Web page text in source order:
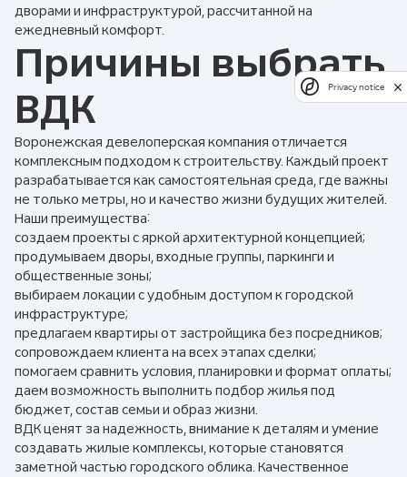
дворами и инфраструктурой, рассчитанной на
ежедневный комфорт.
Причины выбрать
ВДК
Воронежская девелоперская компания отличается
комплексным подходом к строительству. Каждый проект
разрабатывается как самостоятельная среда, где важны
не только метры, но и качество жизни будущих жителей.
Наши преимущества:
создаем проекты с яркой архитектурной концепцией;
продумываем дворы, входные группы, паркинги и
общественные зоны;
выбираем локации с удобным доступом к городской
инфраструктуре;
предлагаем квартиры от застройщика без посредников;
сопровождаем клиента на всех этапах сделки;
помогаем сравнить условия, планировки и формат оплаты;
даем возможность выполнить подбор жилья под
бюджет, состав семьи и образ жизни.
ВДК ценят за надежность, внимание к деталям и умение
создавать жилые комплексы, которые становятся
заметной частью городского облика. Качественное
Privacy notice